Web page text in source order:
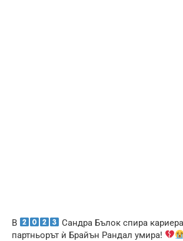
В
Сандра Бълок спира
партньорът ѝ Брайън Рандал умира!